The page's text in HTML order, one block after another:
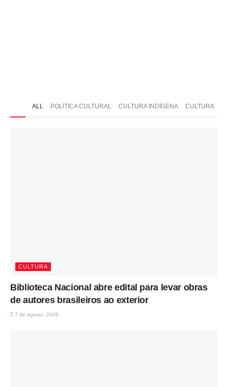
ALL POLÍTICA CULTURAL CULTURA INDÍGENA CULTURA
CULTURA
Biblioteca Nacional abre edital para levar obras
de autores brasileiros ao exterior
7 de agosto, 2026